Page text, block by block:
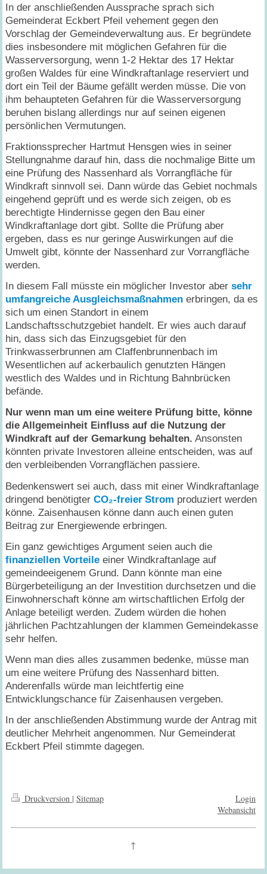
In der anschließenden Aussprache sprach sich
Gemeinderat Eckbert Pfeil vehement gegen den
Vorschlag der Gemeindeverwaltung aus. Er begründete
dies insbesondere mit möglichen Gefahren für die
Wasserversorgung, wenn 1-2 Hektar des 17 Hektar
großen Waldes für eine Windkraftanlage reserviert und
dort ein Teil der Bäume gefällt werden müsse. Die von
ihm behaupteten Gefahren für die Wasserversorgung
beruhen bislang allerdings nur auf seinen eigenen
persönlichen Vermutungen.
Fraktionssprecher Hartmut Hensgen wies in seiner
Stellungnahme darauf hin, dass die nochmalige Bitte um
eine Prüfung des Nassenhard als Vorrangfläche für
Windkraft sinnvoll sei. Dann würde das Gebiet nochmals
eingehend geprüft und es werde sich zeigen, ob es
berechtigte Hindernisse gegen den Bau einer
Windkraftanlage dort gibt. Sollte die Prüfung aber
ergeben, dass es nur geringe Auswirkungen auf die
Umwelt gibt, könnte der Nassenhard zur Vorrangfläche
werden.
In diesem Fall müsste ein möglicher Investor aber sehr
umfangreiche Ausgleichsmaßnahmenerbringen, da es
sich um einen Standort in einem
Landschaftsschutzgebiet handelt. Er wies auch darauf
hin, dass sich das Einzugsgebiet für den
Trinkwasserbrunnen am Claffenbrunnenbach im
Wesentlichen auf ackerbaulich genutzten Hängen
westlich des Waldes und in Richtung Bahnbrücken
befände.
Nur wenn man um eine weitere Prüfung bitte, könne
die Allgemeinheit Einfluss auf die Nutzung der
Windkraft auf der Gemarkung behalten. Ansonsten
könnten private Investoren alleine entscheiden, was auf
den verbleibenden Vorrangflächen passiere.
Bedenkenswert sei auch, dass mit einer Windkraftanlage
dringend benötigter CO₂-freier Strom produziert werden
könne. Zaisenhausen könne dann auch einen guten
Beitrag zur Energiewende erbringen.
Ein ganz gewichtiges Argument seien auch die
finanziellen Vorteileeiner Windkraftanlage auf
gemeindeeigenem Grund. Dann könnte man eine
Bürgerbeteiligung an der Investition durchsetzen und die
Einwohnerschaft könne am wirtschaftlichen Erfolg der
Anlage beteiligt werden. Zudem würden die hohen
jährlichen Pachtzahlungen der klammen Gemeindekasse
sehr helfen.
Wenn man dies alles zusammen bedenke, müsse man
um eine weitere Prüfung des Nassenhard bitten.
Anderenfalls würde man leichtfertig eine
Entwicklungschance für Zaisenhausen vergeben.
In der anschließenden Abstimmung wurde der Antrag mit
deutlicher Mehrheit angenommen. Nur Gemeinderat
Eckbert Pfeil stimmte dagegen.
Druckversion | Sitemap
Login
Webansicht
↑